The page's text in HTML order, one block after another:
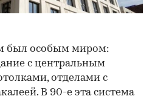
был особым миром:
с центральным
отделами с
В 90-е эта система